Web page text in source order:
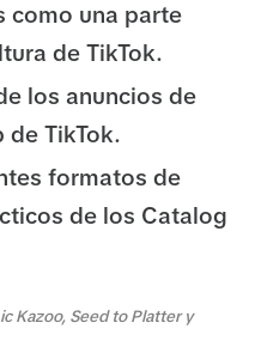
como una parte
de TikTok.
los anuncios de
de TikTok.
formatos de
de los Catalog
Kazoo, Seed to Platter y